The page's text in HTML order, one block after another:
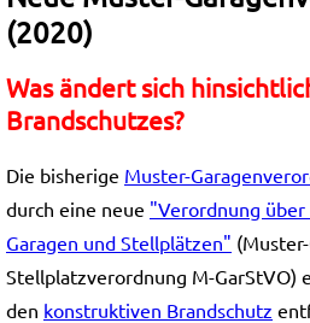
(2020)
Was ändert sich
Brandschutzes?
Die bisherige Muster-
durch eine neue "Verordnung
Garagen und Stellplätzen"
Stellplatzverordnung M-GarStVO)
den konstruktiven Brandschutz